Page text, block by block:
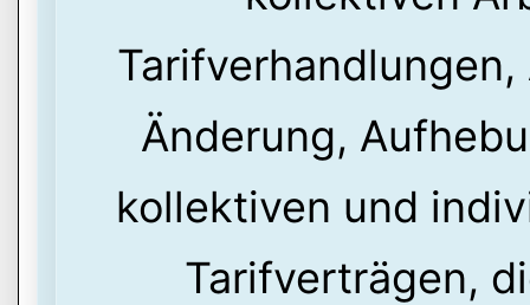
Änderung,
kollektiven und
Tarifverträgen,